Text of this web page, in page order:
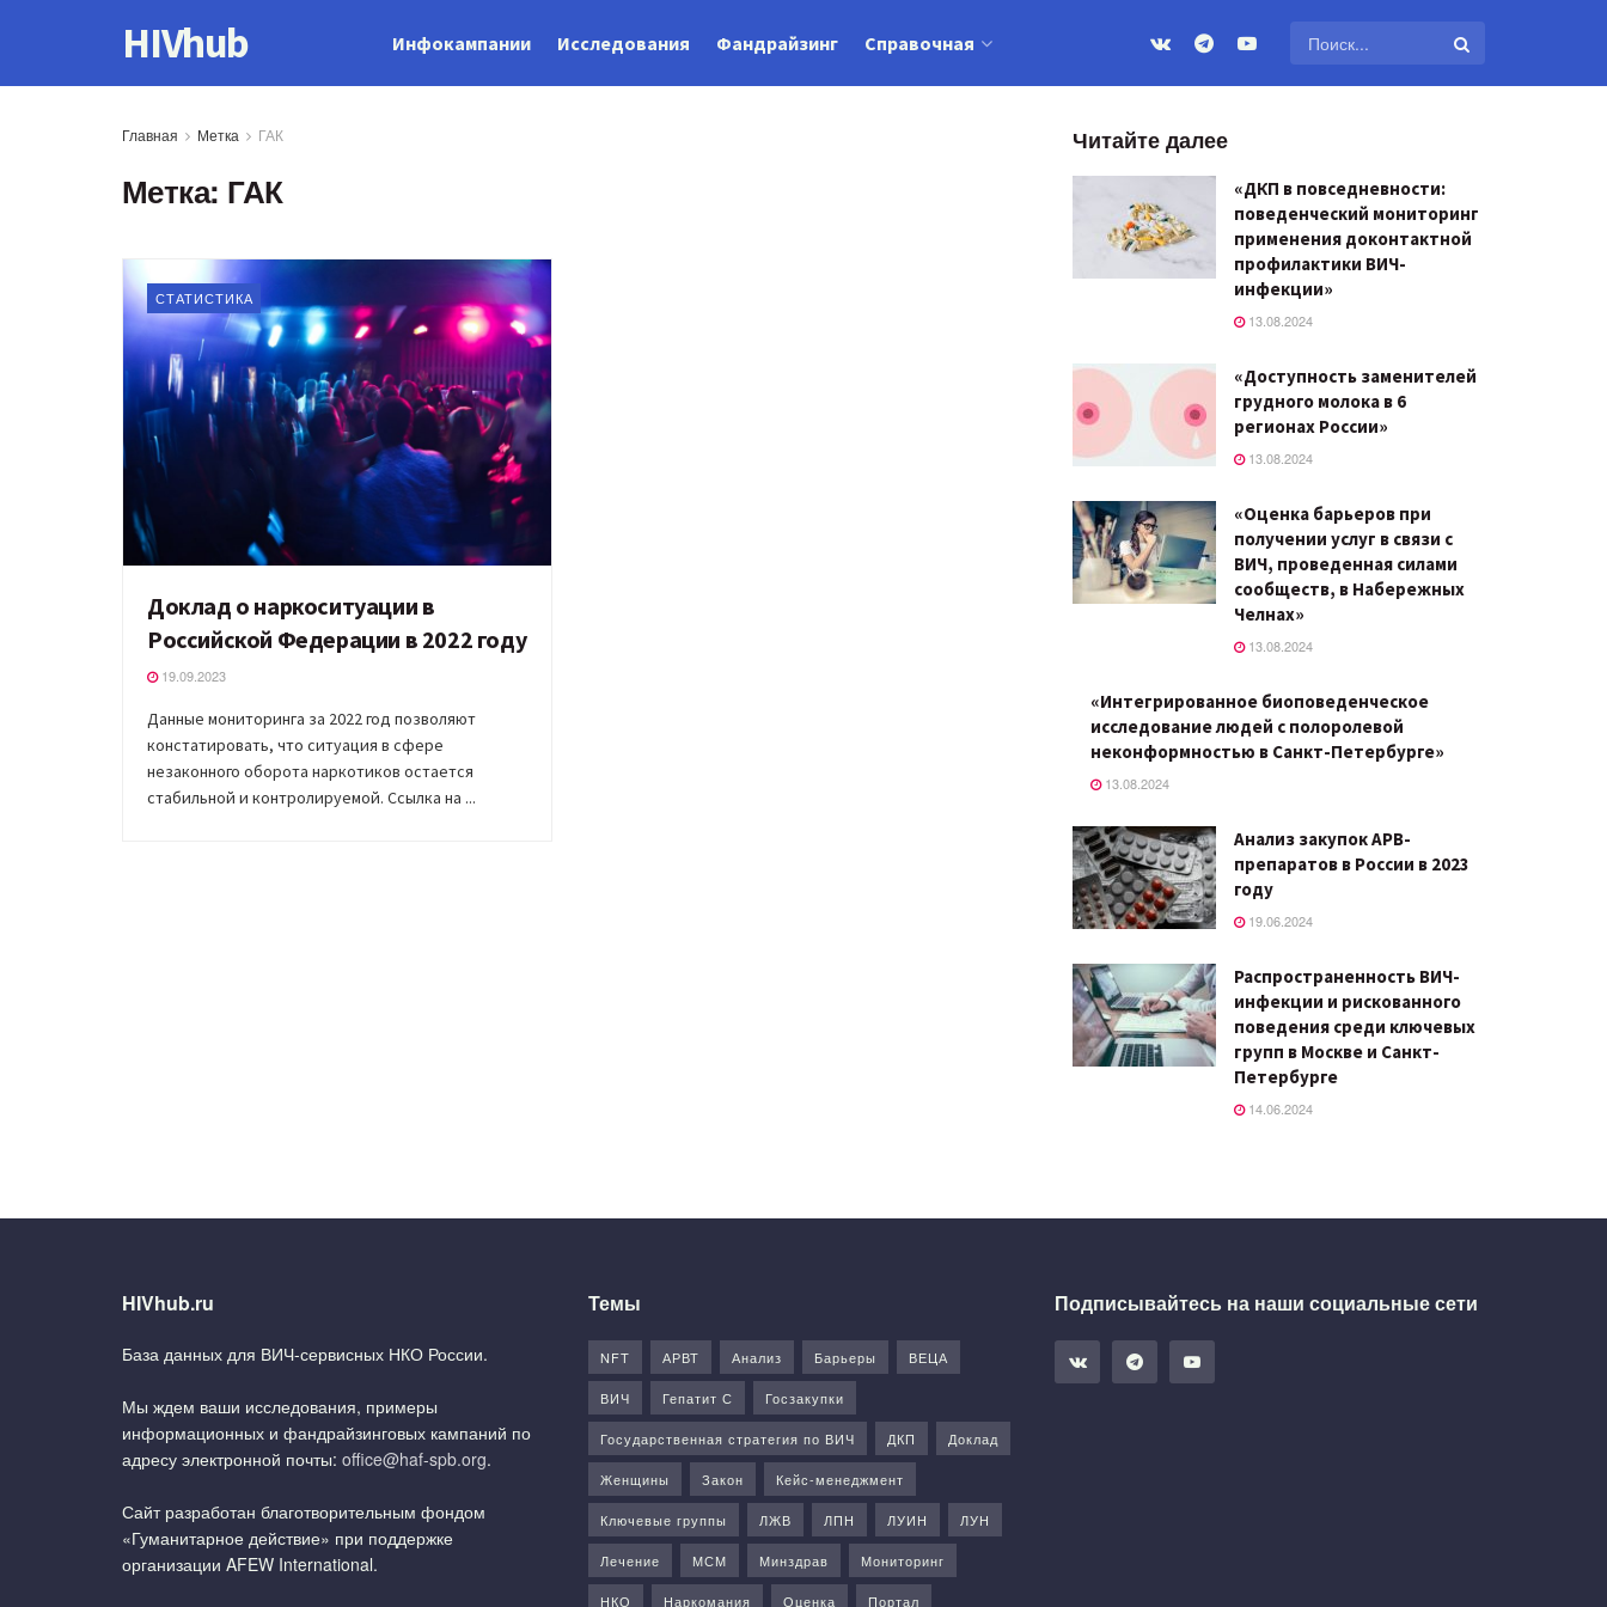
HIVhub Инфокампании Исследования Фандрайзинг Справочная
Главная Метка ГАК
Метка: ГАК
СТАТИСТИКА
Доклад о наркоситуации в
Российской Федерации в 2022 году
19.09.2023
Данные мониторинга за 2022 год позволяют
констатировать, что ситуация в сфере
незаконного оборота наркотиков остается
стабильной и контролируемой. Ссылка на ...
Читайте далее
«ДКП в повседневности:
поведенческий мониторинг
применения доконтактной
профилактики ВИЧ-
инфекции»
13.08.2024
«Доступность заменителей
грудного молока в 6
регионах России»
13.08.2024
«Оценка барьеров при
получении услуг в связи с
ВИЧ, проведенная силами
сообществ, в Набережных
Челнах»
13.08.2024
«Интегрированное биоповеденческое
исследование людей с полоролевой
неконформностью в Санкт-Петербурге»
13.08.2024
Анализ закупок АРВ-
препаратов в России в 2023
году
19.06.2024
Распространенность ВИЧ-
инфекции и рискованного
поведения среди ключевых
групп в Москве и Санкт-
Петербурге
14.06.2024
HIVhub.ru
База данных для ВИЧ-сервисных НКО России.
Мы ждем ваши исследования, примеры
информационных и фандрайзинговых кампаний по
адресу электронной почты: office@haf-spb.org.
Сайт разработан благотворительным фондом
«Гуманитарное действие» при поддержке
организации AFEW International.
Темы
NFT АРВТ Анализ Барьеры ВЕЦА
ВИЧ Гепатит С Госзакупки
Государственная стратегия по ВИЧ ДКП Доклад
Женщины Закон Кейс-менеджмент
Ключевые группы ЛЖВ ЛПН ЛУИН ЛУН
Лечение МСМ Минздрав Мониторинг
НКО Наркомания Оценка Портал
Подписывайтесь на наши социальные сети